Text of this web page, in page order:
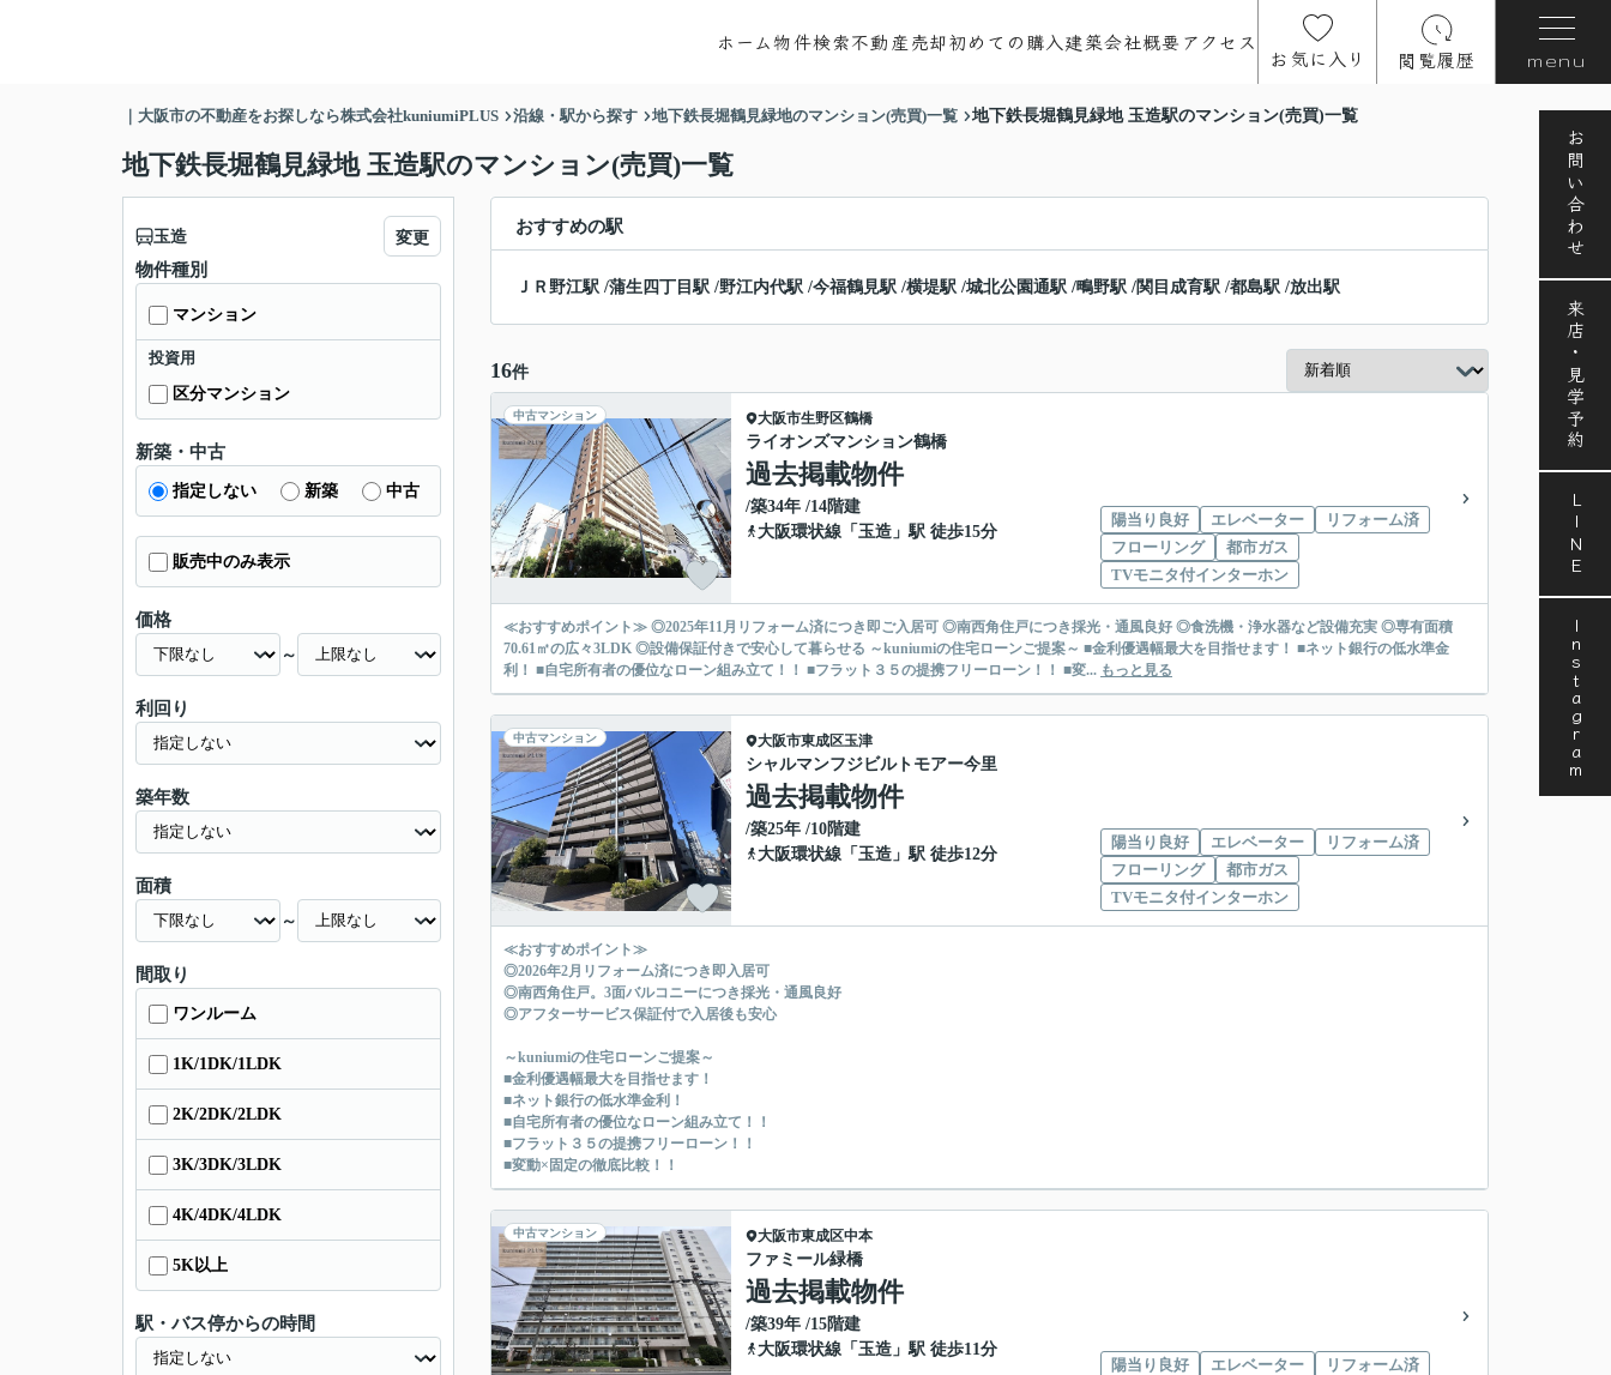
ホーム物件検索不動産売却初めての購入建築会社概要アクセス
お気に入り 閲覧履歴 menu
お問い合わせ
来店・見学予約
LINE
Instagram
｜大阪市の不動産をお探しなら株式会社kuniumiPLUS 沿線・駅から探す 地下鉄長堀鶴見緑地のマンション(売買)一覧 地下鉄長堀鶴見緑地 玉造駅のマンション(売買)一覧
地下鉄長堀鶴見緑地 玉造駅のマンション(売買)一覧
おすすめの駅
ＪＲ野江駅 /蒲生四丁目駅 /野江内代駅 /今福鶴見駅 /横堤駅 /城北公園通駅 /鴫野駅 /関目成育駅 /都島駅 /放出駅
16件
中古マンション 大阪市生野区鶴橋
ライオンズマンション鶴橋
過去掲載物件
/築34年 /14階建
大阪環状線 「 玉造 」駅 徒歩15分
陽当り良好 エレベーター
リフォーム済
フローリング
都市ガス
TVモニタ付インターホン
≪おすすめポイント≫ ◎2025年11月リフォーム済につき即ご入居可 ◎南西角住戸につき採光・通風良好 ◎食洗機・浄水器など設備充実 ◎専有面積
70.61㎡の広々3LDK ◎設備保証付きで安心して暮らせる ～kuniumiの住宅ローンご提案～ ■金利優遇幅最大を目指せます！ ■ネット銀行の低水準金
利！ ■自宅所有者の優位なローン組み立て！！ ■フラット３５の提携フリーローン！！ ■変... もっと見る
中古マンション 大阪市東成区玉津
シャルマンフジビルトモアー今里
過去掲載物件
/築25年 /10階建
大阪環状線 「 玉造 」駅 徒歩12分
陽当り良好 エレベーター
リフォーム済
フローリング
都市ガス
TVモニタ付インターホン
≪おすすめポイント≫
◎2026年2月リフォーム済につき即入居可
◎南西角住戸。3面バルコニーにつき採光・通風良好
◎アフターサービス保証付で入居後も安心
～kuniumiの住宅ローンご提案～
■金利優遇幅最大を目指せます！
■ネット銀行の低水準金利！
■自宅所有者の優位なローン組み立て！！
■フラット３５の提携フリーローン！！
■変動×固定の徹底比較！！
中古マンション 大阪市東成区中本
ファミール緑橋
過去掲載物件
/築39年 /15階建
大阪環状線 「 玉造 」駅 徒歩11分
陽当り良好
エレベーター
リフォーム済
玉造 変更
物件種別
マンション
投資用
区分マンション
新築・中古
指定しない 新築 中古
販売中のみ表示
価格
～
利回り
築年数
面積
～
間取り
ワンルーム
1K/1DK/1LDK
2K/2DK/2LDK
3K/3DK/3LDK
4K/4DK/4LDK
5K以上
駅・バス停からの時間